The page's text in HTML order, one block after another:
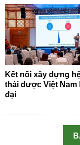
Kết nối xây dựng
thái dược Việt Nam
đại